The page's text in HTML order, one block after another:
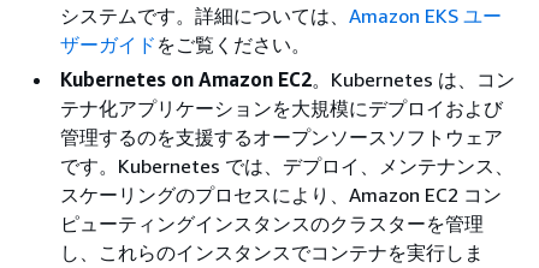
システムです。詳細については、 Amazon EKS ユー
ザーガイド をご覧ください。
Kubernetes on Amazon EC2。Kubernetes は、コン
テナ化アプリケーションを大規模にデプロイおよび
管理するのを支援するオープンソースソフトウェア
です。Kubernetes では、デプロイ、メンテナンス、
スケーリングのプロセスにより、Amazon EC2 コン
ピューティングインスタンスのクラスターを管理
し、これらのインスタンスでコンテナを実行しま